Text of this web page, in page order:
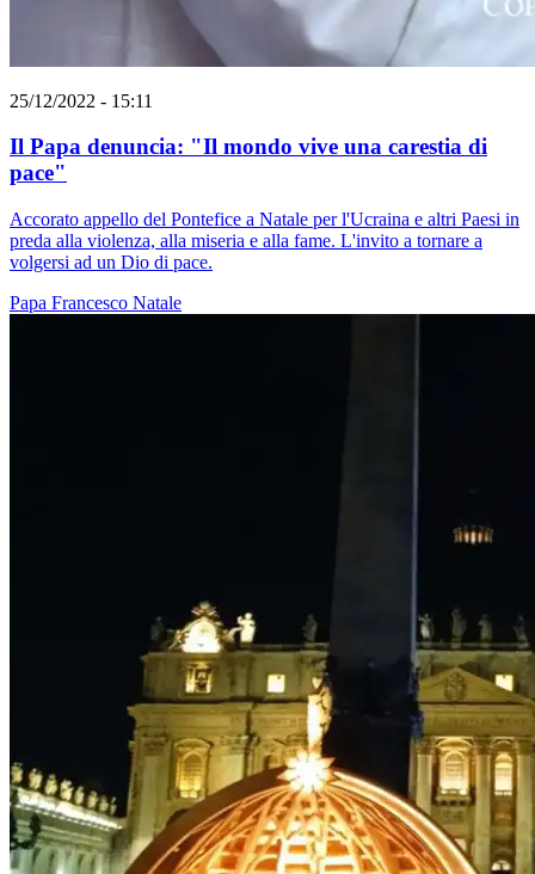
25/12/2022 - 15:11
Il Papa denuncia: "Il mondo vive una carestia di
pace"
Accorato appello del Pontefice a Natale per l'Ucraina e altri Paesi in
preda alla violenza, alla miseria e alla fame. L'invito a tornare a
volgersi ad un Dio di pace.
Papa Francesco Natale